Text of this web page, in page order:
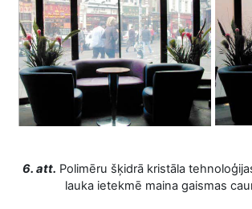
6. att. Polimēru šķidrā kristāla
lauka ietekmē maina gaismas